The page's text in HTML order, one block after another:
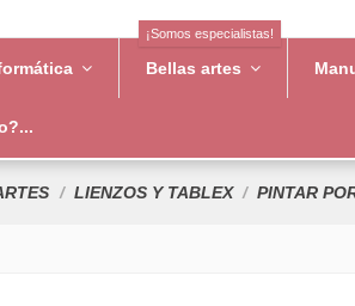
Bellas artes
¡Somos especialistas!
LIENZOS Y TABLEX PINTAR